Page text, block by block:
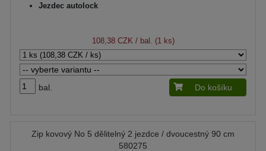
Jezdec autolock
108,38 CZK / bal. (1 ks)
bal. Do košíku
Zip kovový No 5 dělitelný 2 jezdce / dvoucestný 90 cm
580275